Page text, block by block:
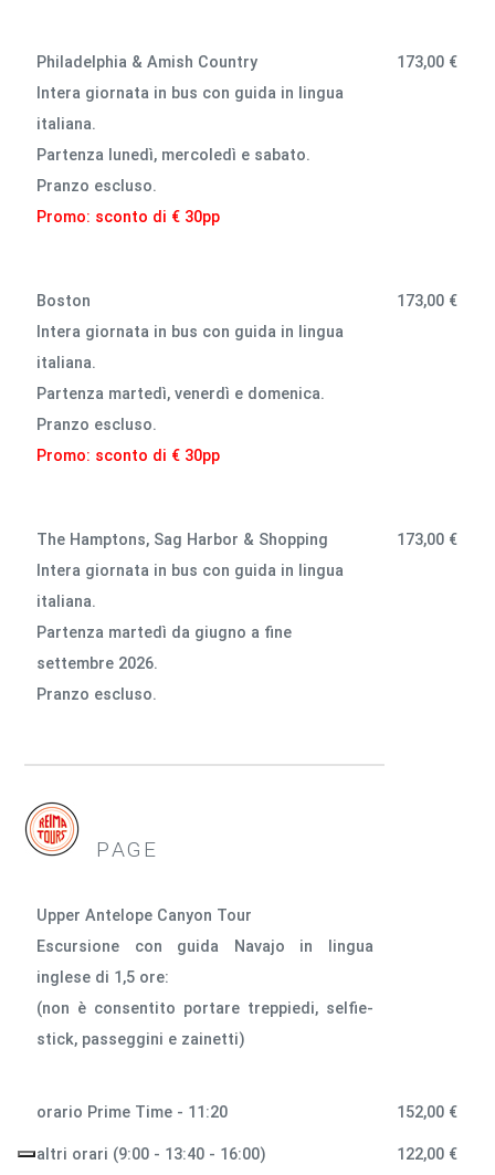
Philadelphia & Amish Country
Intera giornata in bus con guida in lingua
italiana.
Partenza lunedì, mercoledì e sabato.
Pranzo escluso.
Promo: sconto di € 30pp
173,00 €
Boston
Intera giornata in bus con guida in lingua
italiana.
Partenza martedì, venerdì e domenica.
Pranzo escluso.
Promo: sconto di € 30pp
173,00 €
The Hamptons, Sag Harbor & Shopping
Intera giornata in bus con guida in lingua
italiana.
Partenza martedì da giugno a fine
settembre 2026.
Pranzo escluso.
173,00 €
PAGE
Upper Antelope Canyon Tour
Escursione con guida Navajo in lingua
inglese di 1,5 ore:
(non è consentito portare treppiedi, selfie-
stick, passeggini e zainetti)
orario Prime Time - 11:20 152,00 €
altri orari (9:00 - 13:40 - 16:00) 122,00 €